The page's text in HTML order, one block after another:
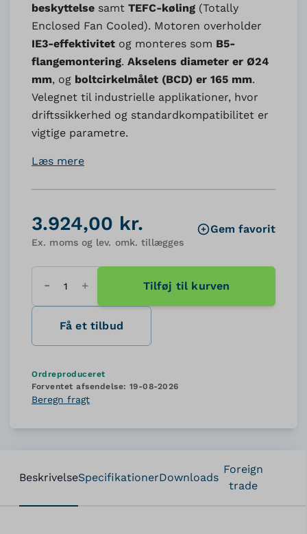
beskyttelse samt TEFC-køling (Totally
Enclosed Fan Cooled). Motoren overholder
IE3-effektivitet og monteres som B5-
flangemontering. Akselens diameter er Ø24
mm, og boltcirkelmålet (BCD) er 165 mm.
Velegnet til industrielle applikationer, hvor
driftssikkerhed og standardkompatibilitet er
vigtige parametre.
Læs mere
3.924,00 kr.
Ex. moms og lev. omk. tillægges
Gem favorit
Antal Tilføj til kurven
Få et tilbud
Ordreproduceret
Forventet afsendelse: 19-08-2026
Beregn fragt
BeskrivelseSpecifikationerDownloads
Foreign
trade